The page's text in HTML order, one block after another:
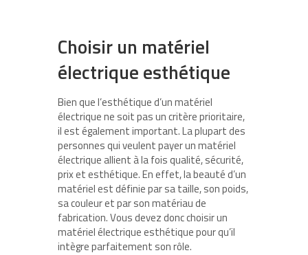
Choisir un matériel
électrique esthétique
Bien que l’esthétique d’un matériel
électrique ne soit pas un critère prioritaire,
il est également important. La plupart des
personnes qui veulent payer un matériel
électrique allient à la fois qualité, sécurité,
prix et esthétique. En effet, la beauté d’un
matériel est définie par sa taille, son poids,
sa couleur et par son matériau de
fabrication. Vous devez donc choisir un
matériel électrique esthétique pour qu’il
intègre parfaitement son rôle.